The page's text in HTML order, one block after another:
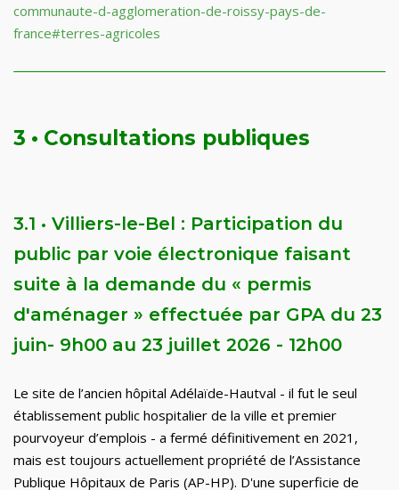
communaute-d-agglomeration-de-roissy-pays-de-
france#terres-agricoles
3 • Consultations publiques
3.1 • Villiers-le-Bel : Participation du
public par voie électronique faisant
suite à la demande du « permis
d'aménager » effectuée par GPA du 23
juin- 9h00 au 23 juillet 2026 - 12h00
Le site de l’ancien hôpital Adélaïde-Hautval - il fut le seul
établissement public hospitalier de la ville et premier
pourvoyeur d’emplois - a fermé définitivement en 2021,
mais est toujours actuellement propriété de l’Assistance
Publique Hôpitaux de Paris (AP-HP). D'une superficie de